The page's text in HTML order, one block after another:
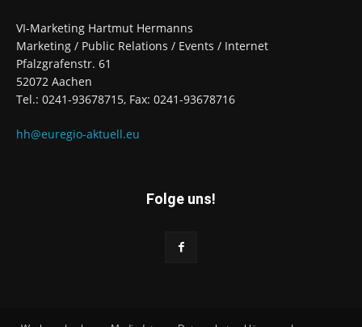
VI-Marketing Hartmut Hermanns
Marketing / Public Relations / Events / Internet
Pfalzgrafenstr. 61
52072 Aachen
Tel.: 0241-93678715, Fax: 0241-93678716
hh@euregio-aktuell.eu
Folge uns!